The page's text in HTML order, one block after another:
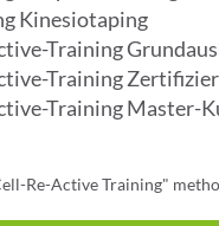
Kinesiotaping
Training
Training
Training Master-
Re-Active Training"